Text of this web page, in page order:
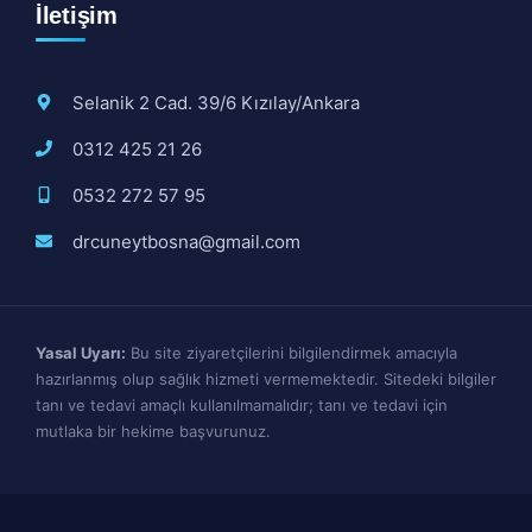
İletişim
Selanik 2 Cad. 39/6 Kızılay/Ankara
0312 425 21 26
0532 272 57 95
drcuneytbosna@gmail.com
Yasal Uyarı: Bu site ziyaretçilerini bilgilendirmek amacıyla
hazırlanmış olup sağlık hizmeti vermemektedir. Sitedeki bilgiler
tanı ve tedavi amaçlı kullanılmamalıdır; tanı ve tedavi için
mutlaka bir hekime başvurunuz.